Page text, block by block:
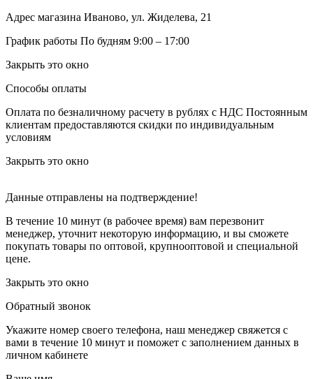
Адрес магазина Иваново, ул. Жиделева, 21
График работы По будням 9:00 – 17:00
Закрыть это окно
Способы оплаты
Оплата по безналичному расчету в рублях с НДС Постоянным
клиентам предоставляются скидки по индивидуальным
условиям
Закрыть это окно
Данные отправлены на подтверждение!
В течение 10 минут (в рабочее время) вам перезвонит
менеджер, уточнит некоторую информацию, и вы сможете
покупать товары по оптовой, крупнооптовой и специальной
цене.
Закрыть это окно
Обратный звонок
Укажите номер своего телефона, наш менеджер свяжется с
вами в течение 10 минут и поможет с заполнением данных в
личном кабинете